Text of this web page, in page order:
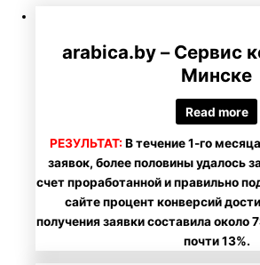
arabica.by – Сервис
Минске
Read more
РЕЗУЛЬТАТ: В течение 1-го
заявок, более половины удалось
счет проработанной и правильно
сайте процент конверсий
получения заявки составила около
почти 13%.